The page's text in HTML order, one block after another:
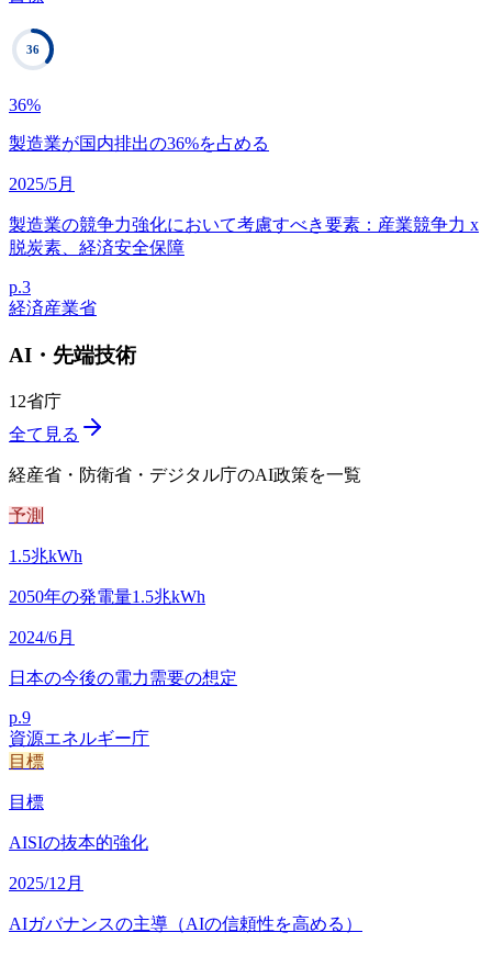
36
36%
製造業が国内排出の36%を占める
2025/5月
製造業の競争力強化において考慮すべき要素：産業競争力 x
脱炭素、経済安全保障
p.3
経済産業省
AI・先端技術
12省庁
全て見る
経産省・防衛省・デジタル庁のAI政策を一覧
予測
1.5兆kWh
2050年の発電量1.5兆kWh
2024/6月
日本の今後の電力需要の想定
p.9
資源エネルギー庁
目標
目標
AISIの抜本的強化
2025/12月
AIガバナンスの主導（AIの信頼性を高める）